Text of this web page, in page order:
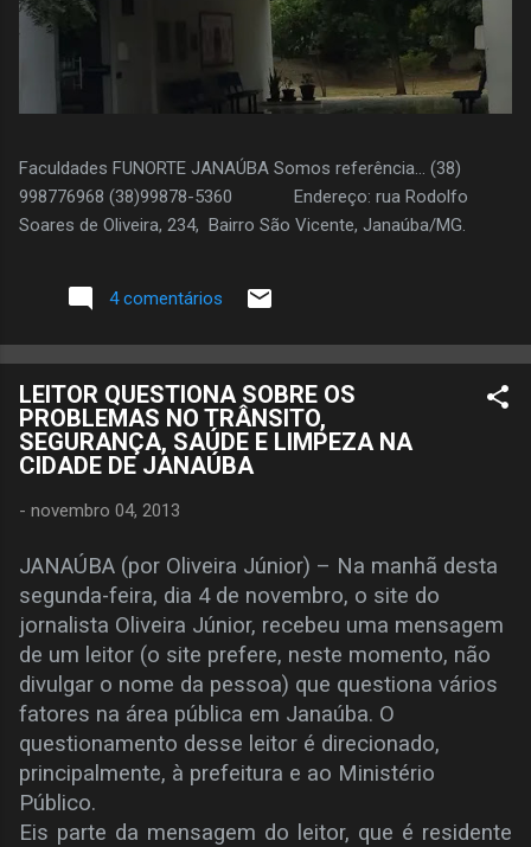
Faculdades FUNORTE JANAÚBA Somos referência... (38)
998776968 (38)99878-5360 Endereço: rua Rodolfo
Soares de Oliveira, 234, Bairro São Vicente, Janaúba/MG.
4 comentários
LEITOR QUESTIONA SOBRE OS
PROBLEMAS NO TRÂNSITO,
SEGURANÇA, SAÚDE E LIMPEZA NA
CIDADE DE JANAÚBA
- novembro 04, 2013
JANAÚBA (por Oliveira Júnior) – Na manhã desta
segunda-feira, dia 4 de novembro, o site do
jornalista Oliveira Júnior, recebeu uma mensagem
de um leitor (o site prefere, neste momento, não
divulgar o nome da pessoa) que questiona vários
fatores na área pública em Janaúba. O
questionamento desse leitor é direcionado,
principalmente, à prefeitura e ao Ministério
Público.
Eis parte da mensagem do leitor, que é residente